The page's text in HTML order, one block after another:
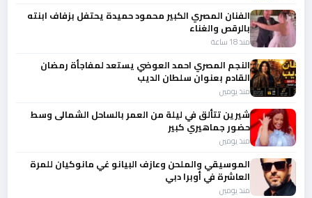
الفنان المصري الكبير محمود حميدة يحتفل بزفاف ابنته
بالرقص والغناء
منذ 18 ساعة
النجم المصري احمد العوضي يستعد لمفاجأة رمضان
القادم بعنوان سلطان الديب
منذ يومين
شيرين تتألق في ليلة من العمر بالساحل الشمالى وسط
حضور جماهيري كبير
منذ يومين
الموسيقي والملحن وعازف البيانو غي مانوكيان للمرة
العاشرة في أوبرا دبي
منذ يومين